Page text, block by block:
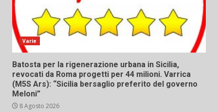
Varie
Batosta per la rigenerazione urbana in Sicilia,
revocati da Roma progetti per 44 milioni. Varrica
(M5S Ars): “Sicilia bersaglio preferito del governo
Meloni”
8 Agosto 2026